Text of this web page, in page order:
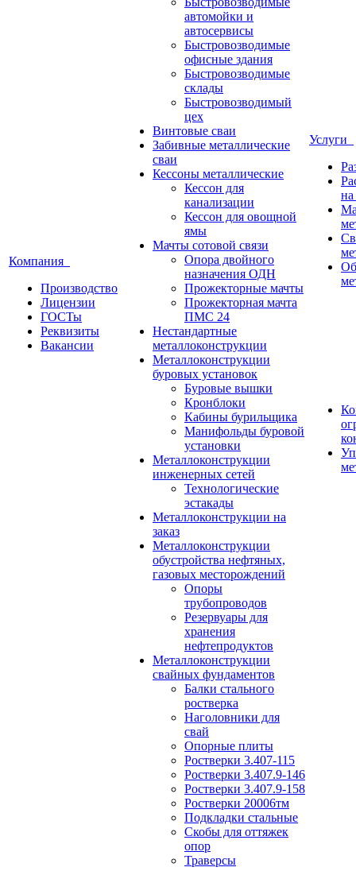
Компания
Производство
Лицензии
ГОСТы
Реквизиты
Вакансии
автомойки и
автосервисы
Быстровозводимые
офисные здания
Быстровозводимые
склады
Быстровозводимый
цех
Винтовые сваи
Забивные металлические
сваи
Кессоны металлические
Кессон для
канализации
Кессон для овощной
ямы
Мачты сотовой связи
Опора двойного
назначения ОДН
Прожекторные мачты
Прожекторная мачта
ПМС 24
Нестандартные
металлоконструкции
Металлоконструкции
буровых установок
Буровые вышки
Кронблоки
Кабины бурильщика
Манифольды буровой
установки
Металлоконструкции
инженерных сетей
Технологические
эстакады
Металлоконструкции на
заказ
Металлоконструкции
обустройства нефтяных,
газовых месторождений
Опоры
трубопроводов
Резервуары для
хранения
нефтепродуктов
Металлоконструкции
свайных фундаментов
Балки стального
ростверка
Наголовники для
свай
Опорные плиты
Ростверки 3.407-115
Ростверки 3.407.9-146
Ростверки 3.407.9-158
Ростверки 20006тм
Подкладки стальные
Скобы для оттяжек
опор
Траверсы
Услуги